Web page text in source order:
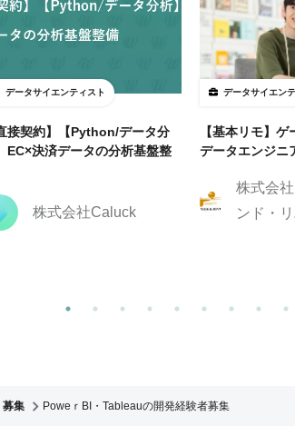
データサイエンティスト
接契約】【Python/データ分
EC×決済データの分析基盤整
株式会社Caluck
データサイエン
【基本リモ】
データエンジニ
株式会
ンド・
募集 PoweｒBI・Tableauの開発経験者募集